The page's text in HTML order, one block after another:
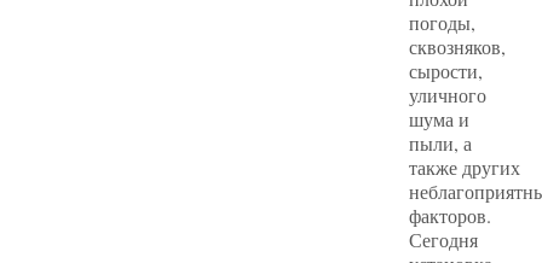
погоды,
сквозняков,
сырости,
уличного
шума и
пыли, а
также других
факторов.
Сегодня